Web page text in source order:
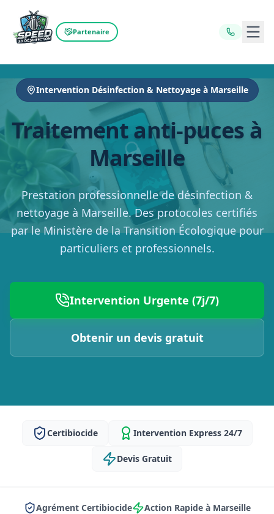
Partenaire
Intervention Désinfection & Nettoyage à Marseille
Traitement anti-puces à
Marseille
Prestation professionnelle de désinfection &
nettoyage à Marseille. Des protocoles certifiés
par le Ministère de la Transition Écologique pour
particuliers et professionnels.
Intervention Urgente (7j/7)
Obtenir un devis gratuit
Certibiocide Intervention Express 24/7
Devis Gratuit
Agrément Certibiocide
Action Rapide à Marseille